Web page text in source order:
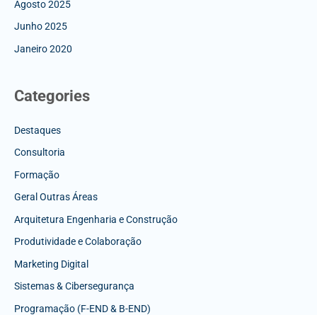
Agosto 2025
Junho 2025
Janeiro 2020
Categories
Destaques
Consultoria
Formação
Geral Outras Áreas
Arquitetura Engenharia e Construção
Produtividade e Colaboração
Marketing Digital
Sistemas & Cibersegurança
Programação (F-END & B-END)